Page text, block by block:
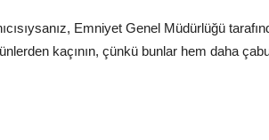
Emniyet Genel Müdürlüğü
kaçının, çünkü bunlar hem daha